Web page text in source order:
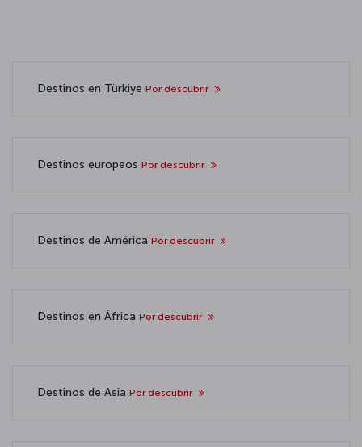
Destinos en Türkiye Por descubrir
Destinos europeos Por descubrir
Destinos de América Por descubrir
Destinos en África Por descubrir
Destinos de Asia Por descubrir